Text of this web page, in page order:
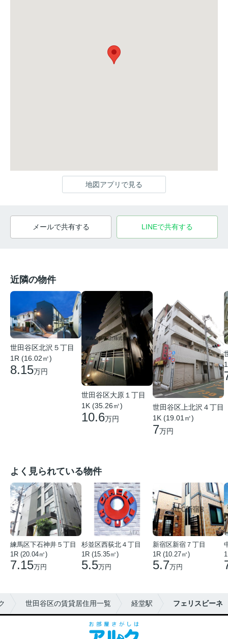
地図アプリで見る
メールで共有する LINEで共有する
近隣の物件
世田谷区北沢５丁目
1R (16.02㎡)
8.15万円
世田谷区大原１丁目
1K (35.26㎡)
10.6万円
世田谷区上北沢４丁目
1K (19.01㎡)
7万円
よく見られている物件
練馬区下石神井５丁目
1R (20.04㎡)
7.15万円
杉並区西荻北４丁目
1R (15.35㎡)
5.5万円
新宿区新宿７丁目
1R (10.27㎡)
5.7万円
世田谷区の賃貸居住用一覧 経堂駅 フェリスビーネ